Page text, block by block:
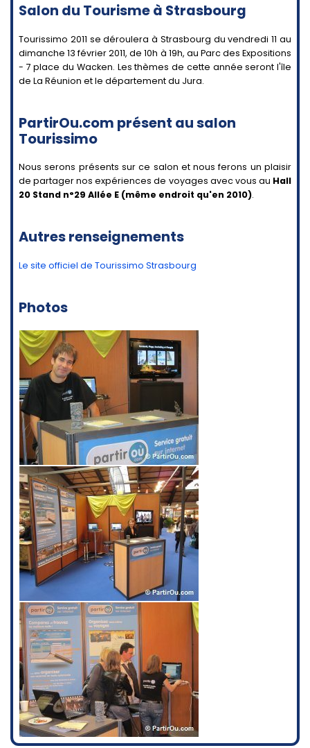
Salon du Tourisme à Strasbourg
Tourissimo 2011 se déroulera à Strasbourg du vendredi 11 au
dimanche 13 février 2011, de 10h à 19h, au Parc des Expositions
- 7 place du Wacken. Les thèmes de cette année seront l'île
de La Réunion et le département du Jura.
PartirOu.com présent au salon
Tourissimo
Nous serons présents sur ce salon et nous ferons un plaisir
de partager nos expériences de voyages avec vous au Hall
20 Stand n°29 Allée E (même endroit qu'en 2010).
Autres renseignements
Le site officiel de Tourissimo Strasbourg
Photos